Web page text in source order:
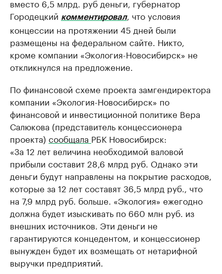
вместо 6,5 млрд. руб деньги, губернатор
Городецкий комментировал, что условия
концессии на протяжении 45 дней были
размещены на федеральном сайте. Никто,
кроме компании «Экология-Новосибирск» не
откликнулся на предложение.
По финансовой схеме проекта замгендиректора
компании «Экология-Новосибирск» по
финансовой и инвестиционной политике Вера
Салюкова (представитель концессионера
проекта) сообщала РБК Новосибирск:
«За 12 лет величина необходимой валовой
прибыли составит 28,6 млрд руб. Однако эти
деньги будут направлены на покрытие расходов,
которые за 12 лет составят 36,5 млрд руб., что
на 7,9 млрд руб. больше. «Экология» ежегодно
должна будет изыскивать по 660 млн руб. из
внешних источников. Эти деньги не
гарантируются концедентом, и концессионер
вынужден будет их возмещать от нетарифной
выручки предприятий.